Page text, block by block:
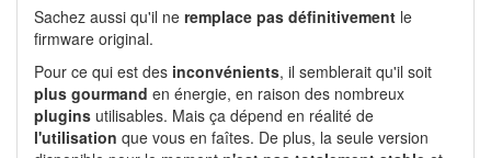
Sachez aussi qu'il ne remplace pas définitivement le
firmware original.
Pour ce qui est des inconvénients, il semblerait qu'il soit
plus gourmand en énergie, en raison des nombreux
plugins utilisables. Mais ça dépend en réalité de
l'utilisation que vous en faîtes. De plus, la seule version